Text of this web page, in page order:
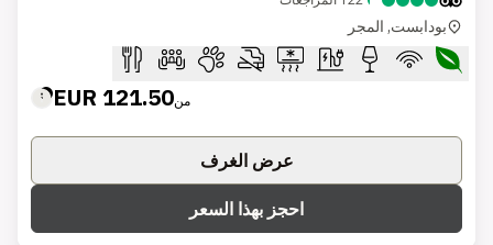
بودابست, المجر
من121.50 EUR
عرض الغرف
احجز بهذا السعر